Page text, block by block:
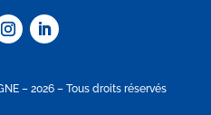
– 2026 – Tous droits réservés